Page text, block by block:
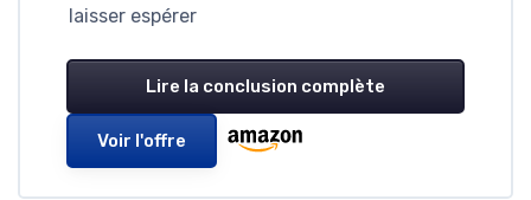
laisser espérer
Lire la conclusion complète
Voir l'offre